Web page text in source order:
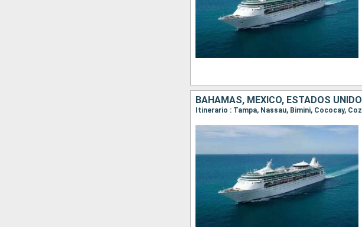
BAHAMAS, MÉXICO, ESTADOS
Itinerario : Tampa, Nassau, Bimini, Cococay,